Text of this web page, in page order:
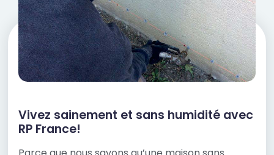
Vivez sainement et sans humidité avec
RP France!